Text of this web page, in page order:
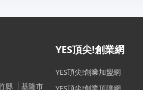
縣 基隆市
YES頂尖!創業網
YES頂尖!創業加盟網
YES頂尖!創業頂讓網